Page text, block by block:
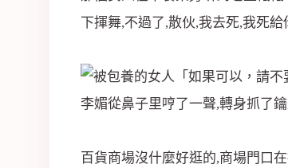
下揮舞,不過了,散伙,我去死,我死
李媚從鼻子里哼了一聲,轉身抓了
百貨商場沒什麼好逛的,商場門口